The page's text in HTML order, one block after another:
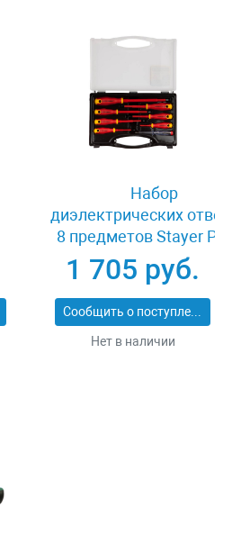
Набор
диэлектрических
8 предметов Stayer
ELECTRO 25145-
1 705 руб.
Сообщить о поступлении
Нет в наличии